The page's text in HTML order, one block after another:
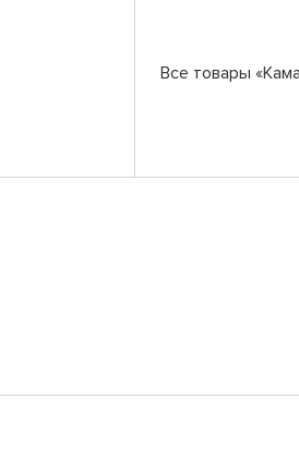
Все товары